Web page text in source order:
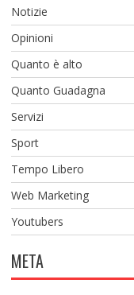
Notizie
Opinioni
Quanto è alto
Quanto Guadagna
Servizi
Sport
Tempo Libero
Web Marketing
Youtubers
META